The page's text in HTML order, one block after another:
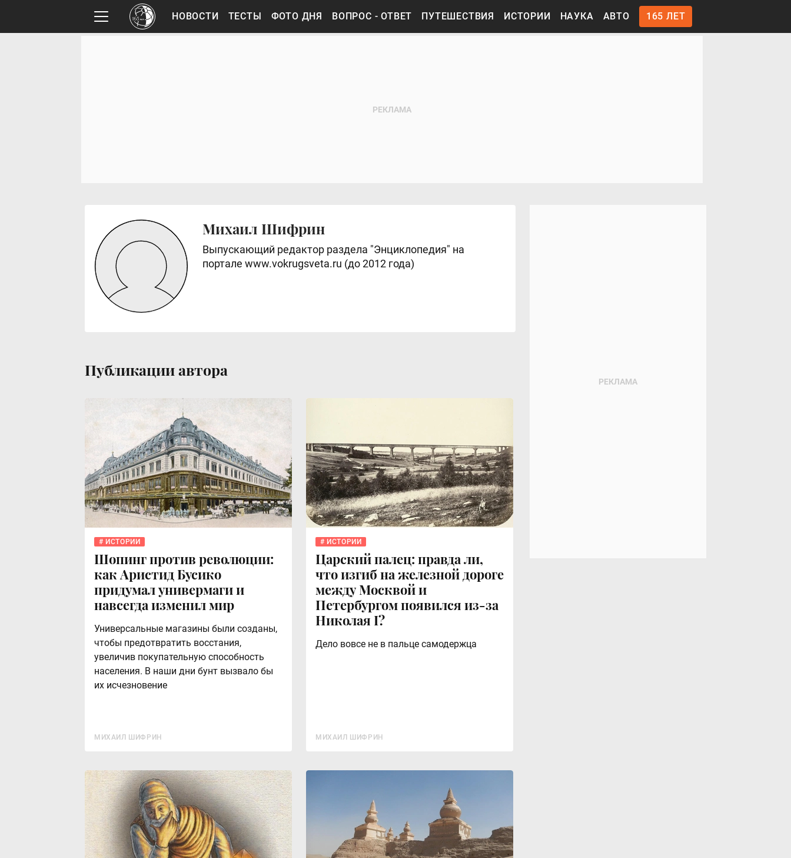
НОВОСТИ ТЕСТЫ ФОТО ДНЯ ВОПРОС - ОТВЕТ ПУТЕШЕСТВИЯ ИСТОРИИ НАУКА АВТО 165 ЛЕТ
Михаил Шифрин
Выпускающий редактор раздела "Энциклопедия" на
портале www.vokrugsveta.ru (до 2012 года)
Публикации автора
ИСТОРИИ
Шопинг против революции:
как Аристид Бусико
придумал универмаги и
навсегда изменил мир
Универсальные магазины были созданы,
чтобы предотвратить восстания,
увеличив покупательную способность
населения. В наши дни бунт вызвало бы
их исчезновение
МИХАИЛ ШИФРИН
ИСТОРИИ
Царский палец: правда ли,
что изгиб на железной дороге
между Москвой и
Петербургом появился из-за
Николая I?
Дело вовсе не в пальце самодержца
МИХАИЛ ШИФРИН